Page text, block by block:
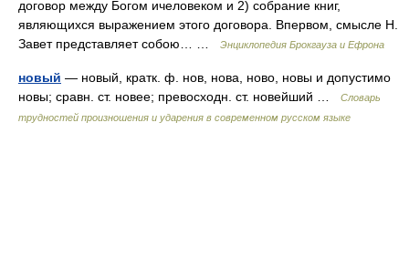
договор между Богом ичеловеком и 2) собрание книг,
являющихся выражением этого договора. Впервом, смысле Н.
Завет представляет собою… …
Энциклопедия Брокгауза и Ефрона
новый — новый, кратк. ф. нов, нова, ново, новы и допустимо
новы; сравн. ст. новее; превосходн. ст. новейший …
Словарь
трудностей произношения и ударения в современном русском языке